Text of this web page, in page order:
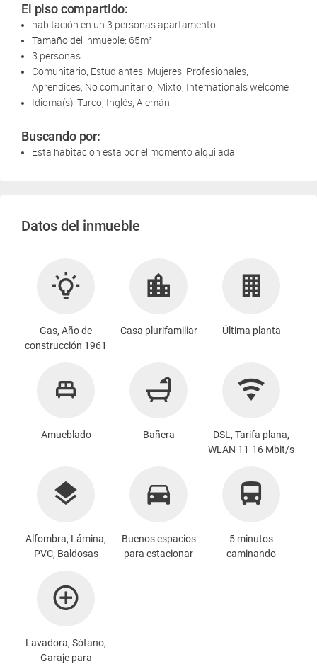
El piso compartido:
habitación en un 3 personas apartamento
Tamaño del inmueble: 65m²
3 personas
Comunitario, Estudiantes, Mujeres, Profesionales,
Aprendices, No comunitario, Mixto, Internationals welcome
Idioma(s): Turco, Inglés, Alemán
Buscando por:
Esta habitación está por el momento alquilada
Datos del inmueble
Gas, Año de
construcción 1961
Casa plurifamiliar Última planta
Amueblado Bañera
DSL, Tarifa plana,
WLAN 11-16 Mbit/s
Alfombra, Lámina,
PVC, Baldosas
Buenos espacios
para estacionar
5 minutos
caminando
Lavadora, Sótano,
Garaje para